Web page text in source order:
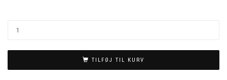
TILFØJ TIL KURV